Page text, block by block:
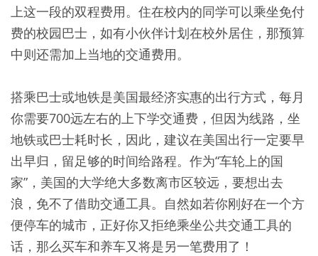
上这一段的双程费用。住在校内的同学可以乘坐免付
费的校园巴士，如有小伙伴计划在校外居住，那预算
中则还需加上当地的交通费用。
搭乘巴士或地铁是美国最经济实惠的出行方式，每月
你需要700远左右的上下学交通费，但因为线路，坐
地铁或巴士耗时长，因此，建议在美国出行一定要早
出早归，留足够的时间给路程。作为“车轮上的国
家”，美国的大学绝大多数离市区较远，要想出去
浪，免不了借助交通工具。自然如若你刚好在一个方
便停车的城市，正好你又拒绝乘坐公共交通工具的
话，那么买车和养车又将是另一笔费用了！